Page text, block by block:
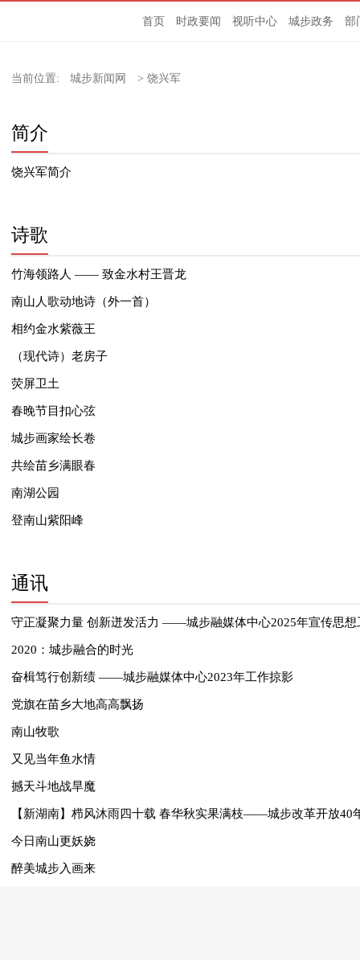
首页 时政要闻 视听中心 城步政务 部
当前位置: 城步新闻网 > 饶兴军
简介
饶兴军简介
诗歌
竹海领路人 —— 致金水村王晋龙
南山人歌动地诗（外一首）
相约金水紫薇王
（现代诗）老房子
荧屏卫土
春晚节目扣心弦
城步画家绘长卷
共绘苗乡满眼春
南湖公园
登南山紫阳峰
通讯
守正凝聚力量 创新迸发活力 ——城步融媒体中心2025年宣传思想
2020：城步融合的时光
奋楫笃行创新绩 ——城步融媒体中心2023年工作掠影
党旗在苗乡大地高高飘扬
南山牧歌
又见当年鱼水情
撼天斗地战旱魔
【新湖南】栉风沐雨四十载 春华秋实果满枝——城步改革开放40
今日南山更妖娆
醉美城步入画来